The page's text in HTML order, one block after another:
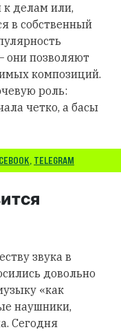
к делам или,
в собственный
они позволяют
композиций.
роль:
четко, а басы
, TELEGRAM
звука в
довольно
«как
наушники,
Сегодня